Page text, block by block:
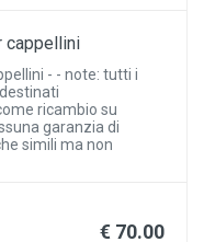
cappellini
- - note: tutti i
ricambio su
garanzia di
simili ma non
€ 70.00